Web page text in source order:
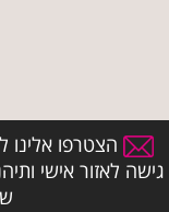
הצטרפו אלינו
גישה לאזור אישי